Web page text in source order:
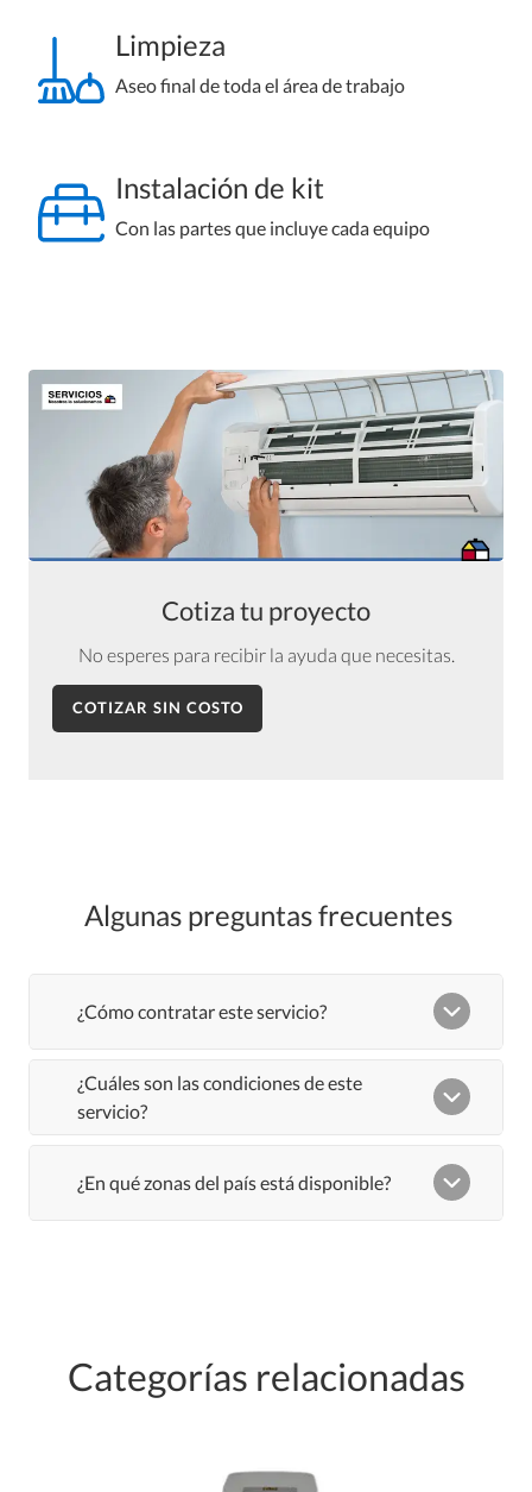
Limpieza
Aseo final de toda el área de trabajo
Instalación de kit
Con las partes que incluye cada equipo
Cotiza tu proyecto
No esperes para recibir la ayuda que necesitas.
COTIZAR SIN COSTO
Algunas preguntas frecuentes
Categorías relacionadas